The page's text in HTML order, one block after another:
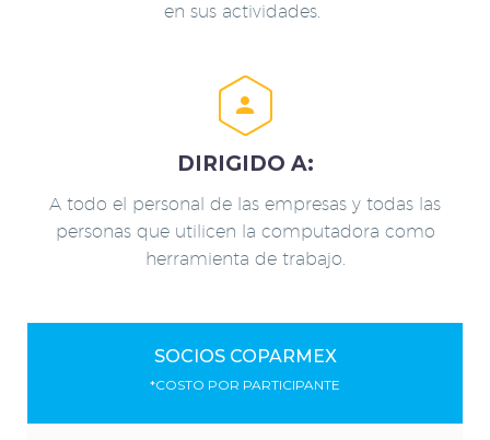
en sus actividades.


DIRIGIDO A:
A todo el personal de las empresas y todas las
personas que utilicen la computadora como
herramienta de trabajo.
SOCIOS COPARMEX
*COSTO POR PARTICIPANTE